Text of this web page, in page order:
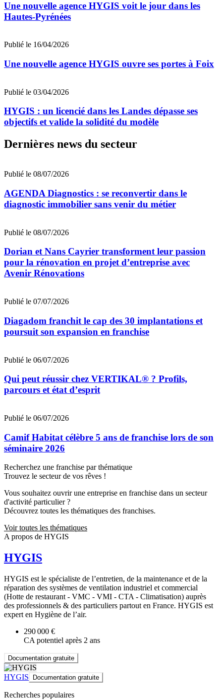
Une nouvelle agence HYGIS voit le jour dans les
Hautes-Pyrénées
Publié le 16/04/2026
Une nouvelle agence HYGIS ouvre ses portes à Foix
Publié le 03/04/2026
HYGIS : un licencié dans les Landes dépasse ses
objectifs et valide la solidité du modèle
Dernières news du secteur
Publié le 08/07/2026
AGENDA Diagnostics : se reconvertir dans le
diagnostic immobilier sans venir du métier
Publié le 08/07/2026
Dorian et Nans Cayrier transforment leur passion
pour la rénovation en projet d’entreprise avec
Avenir Rénovations
Publié le 07/07/2026
Diagadom franchit le cap des 30 implantations et
poursuit son expansion en franchise
Publié le 06/07/2026
Qui peut réussir chez VERTIKAL® ? Profils,
parcours et état d’esprit
Publié le 06/07/2026
Camif Habitat célèbre 5 ans de franchise lors de son
séminaire 2026
Recherchez une franchise par thématique
Trouvez le secteur de vos rêves !
Vous souhaitez ouvrir une entreprise en franchise dans un secteur
d'activité particulier ?
Découvrez toutes les thématiques des franchises.
Voir toutes les thématiques
A propos de HYGIS
HYGIS
HYGIS est le spécialiste de l’entretien, de la maintenance et de la
réparation des systèmes de ventilation industriel et commercial
(Hotte de restaurant - VMC - VMI - CTA - Climatisation) auprès
des professionnels & des particuliers partout en France. HYGIS est
expert en Hygiène de l’air.
290 000 €
CA potentiel après 2 ans
Documentation gratuite
HYGIS Documentation gratuite
Recherches populaires